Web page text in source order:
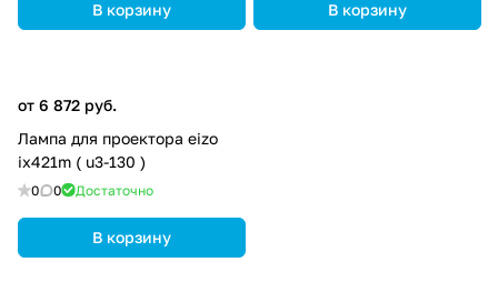
В корзину В корзину
от 6 872 руб.
Лампа для проектора eizo
ix421m ( u3-130 )
0 0 Достаточно
В корзину